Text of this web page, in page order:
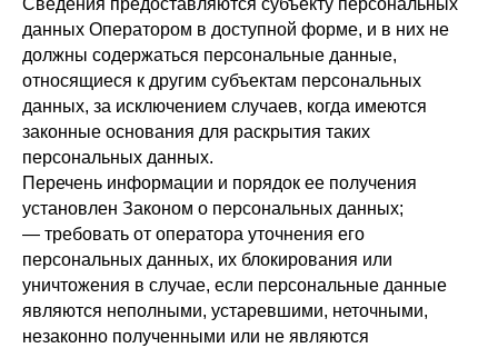
Сведения предоставляются субъекту персональных
данных Оператором в доступной форме, и в них не
должны содержаться персональные данные,
относящиеся к другим субъектам персональных
данных, за исключением случаев, когда имеются
законные основания для раскрытия таких
персональных данных.
Перечень информации и порядок ее получения
установлен Законом о персональных данных;
— требовать от оператора уточнения его
персональных данных, их блокирования или
уничтожения в случае, если персональные данные
являются неполными, устаревшими, неточными,
незаконно полученными или не являются